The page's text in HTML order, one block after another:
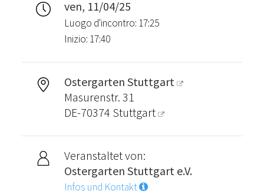
ven, 11/04/25
Luogo d'incontro: 17:25
Inizio: 17:40
Ostergarten Stuttgart
Masurenstr. 31
DE-70374 Stuttgart
Veranstaltet von:
Ostergarten Stuttgart e.V.
Infos und Kontakt